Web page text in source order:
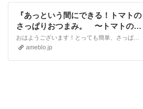
『あっという間にできる！トマトの
さっぱりおつまみ。 〜トマトのさ
っぱりレシピ5選〜』
おはようございます！とっても簡単、さっぱりトマトのおつまみレシピのご紹介です。トマトのフレッシュ感に生ハムの塩味が効いてやみつきです。大葉の香りもまたクセにな…
ameblo.jp